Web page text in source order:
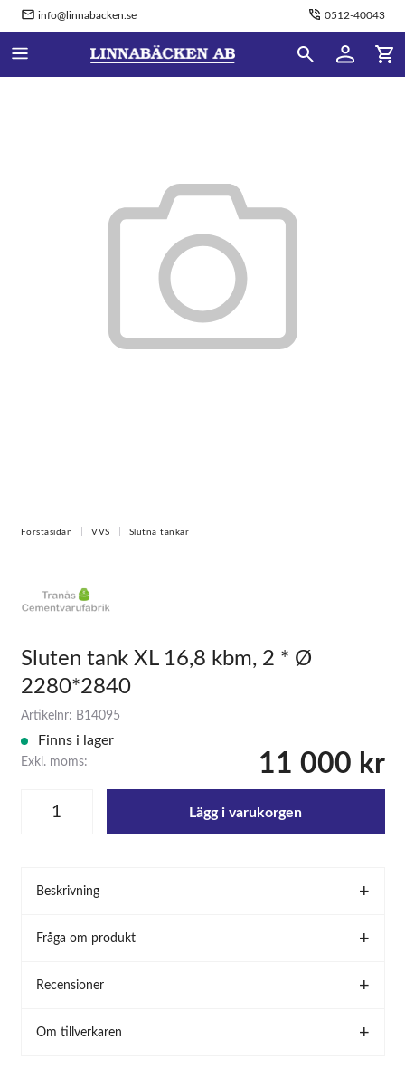
info@linnabacken.se 0512-40043
Förstasidan VVS Slutna tankar
Sluten tank XL 16,8 kbm, 2 * Ø
2280*2840
Artikelnr: B14095
Finns i lager
Exkl. moms: 11 000 kr
Lägg i varukorgen
Beskrivning
Fråga om produkt
Recensioner
Om tillverkaren